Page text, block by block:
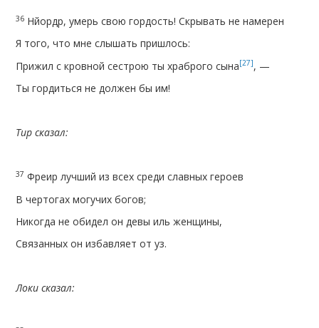
36 Нйордр, умерь свою гордость! Скрывать не намерен
Я того, что мне слышать пришлось:
Прижил с кровной сестрою ты храброго сына[27], —
Ты гордиться не должен бы им!
Тир сказал:
37 Фреир лучший из всех среди славных героев
В чертогах могучих богов;
Никогда не обидел он девы иль женщины,
Связанных он избавляет от уз.
Локи сказал: